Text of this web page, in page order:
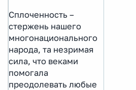
Сплоченность –
стержень нашего
многонационального
народа, та незримая
сила, что веками
помогала
преодолевать любые